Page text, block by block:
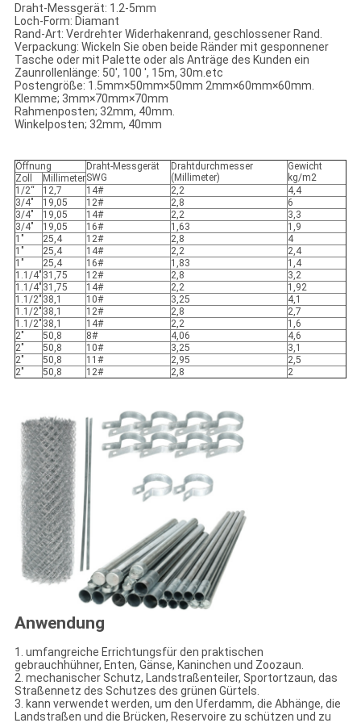
Draht-Messgerät: 1.2-5mm
Loch-Form: Diamant
Rand-Art: Verdrehter Widerhakenrand, geschlossener Rand.
Verpackung: Wickeln Sie oben beide Ränder mit gesponnener
Tasche oder mit Palette oder als Anträge des Kunden ein
Zaunrollenlänge: 50', 100 ', 15m, 30m.etc
Postengröße: 1.5mm×50mm×50mm 2mm×60mm×60mm.
Klemme; 3mm×70mm×70mm
Rahmenposten; 32mm, 40mm.
Winkelposten; 32mm, 40mm
Öffnung
Draht-Messgerät
SWG
Drahtdurchmesser
(Millimeter)
Gewicht
kg/m2
Zoll
Millimeter
1/2“
12,7 14# 2,2
4,4
3/4"
19,05 12# 2,8
6
3/4"
19,05 14# 2,2
3,3
3/4"
19,05 16# 1,63
1,9
1"
25,4 12# 2,8
4
1"
25,4 14# 2,2
2,4
1"
25,4 16# 1,83
1,4
1.1/4" 31,75 12# 2,8
3,2
1.1/4" 31,75 14# 2,2
1,92
1.1/2" 38,1 10# 3,25
4,1
1.1/2" 38,1 12# 2,8
2,7
1.1/2" 38,1 14# 2,2
1,6
2"
50,8 8# 4,06
4,6
2"
50,8 10# 3,25
3,1
2"
50,8 11# 2,95
2,5
2"
50,8 12# 2,8 2
Anwendung
1. umfangreiche Errichtungsfür den praktischen
gebrauchhühner, Enten, Gänse, Kaninchen und Zoozaun.
2. mechanischer Schutz, Landstraßenteiler, Sportortzaun, das
Straßennetz des Schutzes des grünen Gürtels.
3. kann verwendet werden, um den Uferdamm, die Abhänge, die
Landstraßen und die Brücken, Reservoire zu schützen und zu